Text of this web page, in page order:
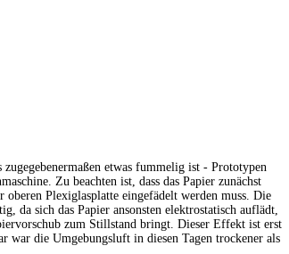
etwas fummelig ist - Prototypen
Zu beachten ist, dass das Papier zunächst
Plexiglasplatte eingefädelt werden muss. Die
da sich das Papier ansonsten elektrostatisch auflädt,
zum Stillstand bringt. Dieser Effekt ist erst
war die Umgebungsluft in diesen Tagen trockener als